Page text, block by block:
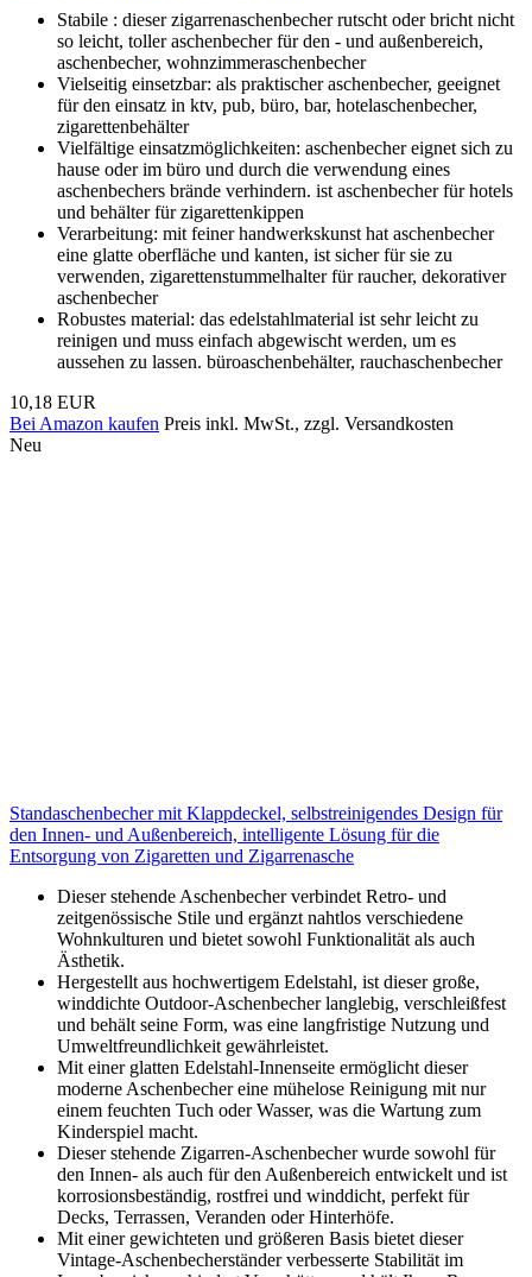
Stabile : dieser zigarrenaschenbecher rutscht oder bricht nicht
so leicht, toller aschenbecher für den - und außenbereich,
aschenbecher, wohnzimmeraschenbecher
Vielseitig einsetzbar: als praktischer aschenbecher, geeignet
für den einsatz in ktv, pub, büro, bar, hotelaschenbecher,
zigarettenbehälter
Vielfältige einsatzmöglichkeiten: aschenbecher eignet sich zu
hause oder im büro und durch die verwendung eines
aschenbechers brände verhindern. ist aschenbecher für hotels
und behälter für zigarettenkippen
Verarbeitung: mit feiner handwerkskunst hat aschenbecher
eine glatte oberfläche und kanten, ist sicher für sie zu
verwenden, zigarettenstummelhalter für raucher, dekorativer
aschenbecher
Robustes material: das edelstahlmaterial ist sehr leicht zu
reinigen und muss einfach abgewischt werden, um es
aussehen zu lassen. büroaschenbehälter, rauchaschenbecher
10,18 EUR
Bei Amazon kaufen Preis inkl. MwSt., zzgl. Versandkosten
Neu
Standaschenbecher mit Klappdeckel, selbstreinigendes Design für
den Innen- und Außenbereich, intelligente Lösung für die
Entsorgung von Zigaretten und Zigarrenasche
Dieser stehende Aschenbecher verbindet Retro- und
zeitgenössische Stile und ergänzt nahtlos verschiedene
Wohnkulturen und bietet sowohl Funktionalität als auch
Ästhetik.
Hergestellt aus hochwertigem Edelstahl, ist dieser große,
winddichte Outdoor-Aschenbecher langlebig, verschleißfest
und behält seine Form, was eine langfristige Nutzung und
Umweltfreundlichkeit gewährleistet.
Mit einer glatten Edelstahl-Innenseite ermöglicht dieser
moderne Aschenbecher eine mühelose Reinigung mit nur
einem feuchten Tuch oder Wasser, was die Wartung zum
Kinderspiel macht.
Dieser stehende Zigarren-Aschenbecher wurde sowohl für
den Innen- als auch für den Außenbereich entwickelt und ist
korrosionsbeständig, rostfrei und winddicht, perfekt für
Decks, Terrassen, Veranden oder Hinterhöfe.
Mit einer gewichteten und größeren Basis bietet dieser
Vintage-Aschenbecherständer verbesserte Stabilität im